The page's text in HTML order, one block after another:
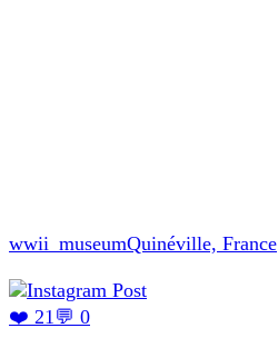
wwii_museumQuinéville, France
❤️ 21💬 0